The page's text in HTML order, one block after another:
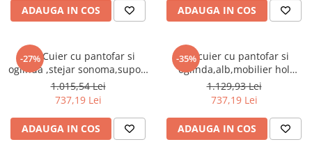
Set mobilier Living
Tabureti
Seturi dormitoare complete
pentru pat
ADAUGA IN COS ADAUGA IN COS
-27%
Hol /Cuier cu pantofar si
oglinda ,stejar sonoma,suport
inclinabil pantofi,mobilier
hol,Bortis
1.015,54 Lei
737,19 Lei
ADAUGA IN COS
-35%
Hol/cuier cu pantofar si
oglinda,alb,mobilier hol
,modern,92 cm lungime,Bortis
1.129,93 Lei
737,19 Lei
ADAUGA IN COS